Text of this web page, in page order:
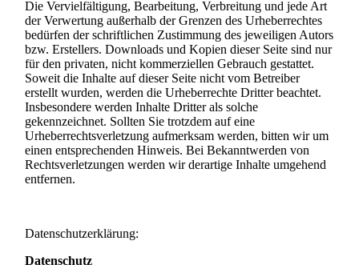
Die Vervielfältigung, Bearbeitung, Verbreitung und jede Art
der Verwertung außerhalb der Grenzen des Urheberrechtes
bedürfen der schriftlichen Zustimmung des jeweiligen Autors
bzw. Erstellers. Downloads und Kopien dieser Seite sind nur
für den privaten, nicht kommerziellen Gebrauch gestattet.
Soweit die Inhalte auf dieser Seite nicht vom Betreiber
erstellt wurden, werden die Urheberrechte Dritter beachtet.
Insbesondere werden Inhalte Dritter als solche
gekennzeichnet. Sollten Sie trotzdem auf eine
Urheberrechtsverletzung aufmerksam werden, bitten wir um
einen entsprechenden Hinweis. Bei Bekanntwerden von
Rechtsverletzungen werden wir derartige Inhalte umgehend
entfernen.
Datenschutzerklärung:
Datenschutz